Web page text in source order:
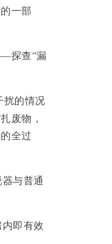
一部
探查“漏
扰的情况
废物，
全过
与普通
即有效